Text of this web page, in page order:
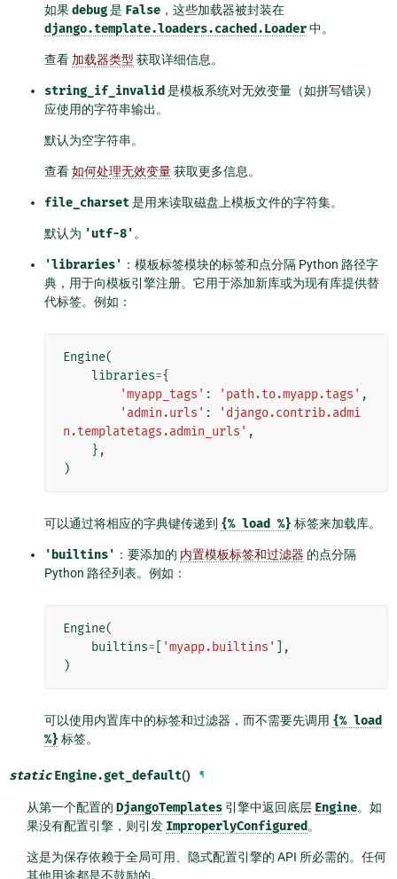
如果debug是 False，这些加载器被封装在
django.template.loaders.cached.Loader中。
查看 加载器类型 获取详细信息。
string_if_invalid 是模板系统对无效变量（如拼写错误）
应使用的字符串输出。
默认为空字符串。
查看如何处理无效变量获取更多信息。
file_charset是用来读取磁盘上模板文件的字符集。
默认为 'utf-8'。
'libraries' ：模板标签模块的标签和点分隔 Python 路径字
典，用于向模板引擎注册。它用于添加新库或为现有库提供替
代标签。例如：
Engine(
libraries={
'myapp_tags' : 'path.to.myapp.tags' ,
'admin.urls' :
'django.contrib.admi
n.templatetags.admin_urls' ,
},
)
可以通过将相应的字典键传递到 {% load %} 标签来加载库。
'builtins' ：要添加的 内置模板标签和过滤器 的点分隔
Python 路径列表。例如：
Engine(
builtins= 'myapp.builtins'
],
)
可以使用内置库中的标签和过滤器，而不需要先调用 {% load
%} 标签。
static Engine.get_default() ¶
从第一个配置的 DjangoTemplates引擎中返回底层 Engine。如
果没有配置引擎，则引发 ImproperlyConfigured。
这是为保存依赖于全局可用、隐式配置引擎的 API 所必需的。任何
其他用途都是不鼓励的。